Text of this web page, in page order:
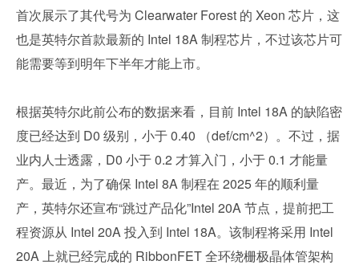
首次展示了其代号为 Clearwater Forest 的 Xeon 芯片，这
也是英特尔首款最新的 Intel 18A 制程芯片，不过该芯片可
能需要等到明年下半年才能上市。
根据英特尔此前公布的数据来看，目前 Intel 18A 的缺陷密
度已经达到 D0 级别，小于 0.40 （def/cm^2）。不过，据
业内人士透露，D0 小于 0.2 才算入门，小于 0.1 才能量
产。最近，为了确保 Intel 8A 制程在 2025 年的顺利量
产，英特尔还宣布“跳过产品化”Intel 20A 节点，提前把工
程资源从 Intel 20A 投入到 Intel 18A。该制程将采用 Intel
20A 上就已经完成的 RibbonFET 全环绕栅极晶体管架构